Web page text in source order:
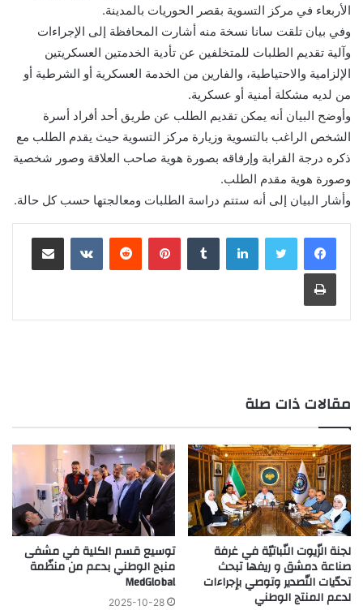
الأربعاء في مركز التسوية بقصر الحوريات بالمدينة.
وفي بيان تلقت سانا نسخة منه أشارت المحافظة إلى الإجراءات
وآلية تقديم الطلبات للمتخلفين عن تأدية الخدمتين العسكريتين
الإلزامية والاحتياطية، والفارين من الخدمة العسكرية أو الشرطية أو
من لديه مشكلة أمنية أو عسكرية.
وأوضح البيان أنه يمكن تقديم الطلب عن طريق أحد أفراد أسرة
الشخص الراغب بالتسوية وزيارة مركز التسوية حيث يقدم الطلب مع
ذكره درجة القرابة وإرفاقه بصورة هوية صاحب العلاقة وصور شخصية
وصورة هوية مقدم الطلب.
وأشار البيان إلى أنه ستتم دراسة الطلبات ومعالجتها حسب كل حالة.
لينكدإن بينتيريست مشاركة عبر البريد
طباعة
مقالات ذات صلة
لجنة الزّيوت النّباتيّة في غرفة
صناعة دمشق و ريفها تبحث
تحدّيات التّصدير وتوصي بإجراءات
لدعم المنتج الوطني
توسيع قسم الكلية في مشفى
منبج الوطني بدعم من منظّمة
MedGlobal
2025-10-28